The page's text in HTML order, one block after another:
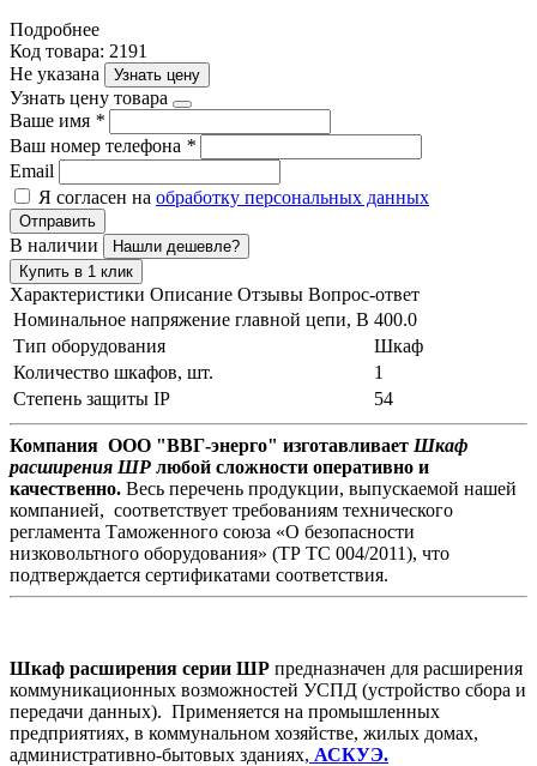
Подробнее
Код товара: 2191
Не указана
Узнать цену
Узнать цену товара
Ваше имя *
Ваш номер телефона *
Email
Я согласен на обработку персональных данных
Отправить
В наличии
Нашли дешевле?
Купить в 1 клик
Характеристики Описание Отзывы Вопрос-ответ
Номинальное напряжение главной цепи, В 400.0
Тип оборудования
Шкаф
Количество шкафов, шт.
1
Степень защиты IP
54
Компания ООО "ВВГ-энерго" изготавливает Шкаф
расширения ШР любой сложности оперативно и
качественно. Весь перечень продукции, выпускаемой нашей
компанией, соответствует требованиям технического
регламента Таможенного союза «О безопасности
низковольтного оборудования» (ТР ТС 004/2011), что
подтверждается сертификатами соответствия.
Шкаф расширения серии ШР предназначен для расширения
коммуникационных возможностей УСПД (устройство сбора и
передачи данных). Применяется на промышленных
предприятиях, в коммунальном хозяйстве, жилых домах,
административно-бытовых зданиях, АСКУЭ.